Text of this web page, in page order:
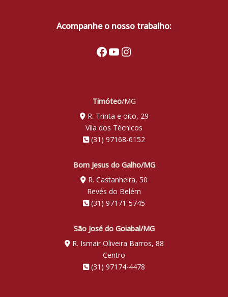
Acompanhe o nosso trabalho:
Facebook
Youtube
Instagram
Timóteo/MG
R. Trinta e oito, 29
Vila dos Técnicos
(31) 97168-6152
Bom Jesus do Galho/MG
R. Castanheira, 50
Revés do Belém
(31) 97171-5745
São José do Goiabal/MG
R. Ismair Oliveira Barros, 88
Centro
(31) 97174-4478